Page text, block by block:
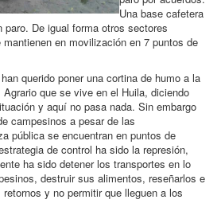
Una base cafetera
De igual forma otros sectores
en movilización en 7 puntos de
querido poner una cortina de humo a la
que se vive en el Huila, diciendo
y aquí no pasa nada. Sin embargo
campesinos a pesar de las
pública se encuentran en puntos de
de control ha sido la represión,
ha sido detener los transportes en lo
destruir sus alimentos, reseñarlos e
y no permitir que lleguen a los